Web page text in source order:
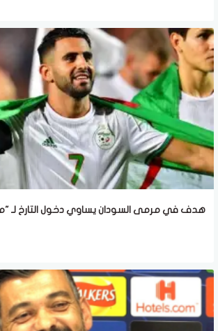
هدف في مرمى السودان يساوي دخول التارخ لـ